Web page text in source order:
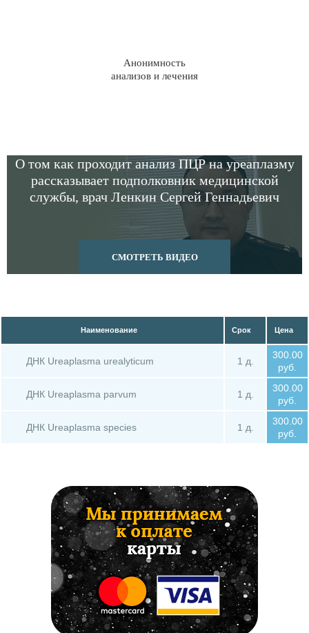
Анонимность
анализов и лечения
О том как проходит анализ ПЦР на уреаплазму
рассказывает подполковник медицинской
службы, врач Ленкин Сергей Геннадьевич
5 Анализ ПЦР на уреаплазму
Наименование Срок Цена
ДНК Ureaplasma urealyticum 1 д.
300.00
руб.
ДНК Ureaplasma parvum 1 д.
300.00
руб.
ДНК Ureaplasma species 1 д.
300.00
руб.